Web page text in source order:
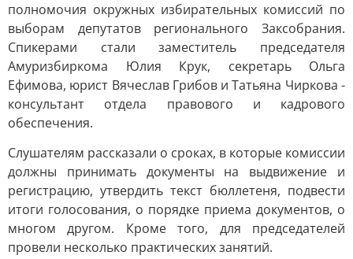
полномочия окружных избирательных комиссий по
выборам депутатов регионального Заксобрания.
Спикерами стали заместитель председателя
Амуризбиркома Юлия Крук, секретарь Ольга
Ефимова, юрист Вячеслав Грибов и Татьяна Чиркова -
консультант отдела правового и кадрового
обеспечения.
Слушателям рассказали о сроках, в которые комиссии
должны принимать документы на выдвижение и
регистрацию, утвердить текст бюллетеня, подвести
итоги голосования, о порядке приема документов, о
многом другом. Кроме того, для председателей
провели несколько практических занятий.